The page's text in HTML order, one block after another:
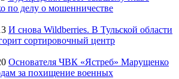
по делу о мошенничестве
И снова Wildberries. В Тульской области
сортировочный центр
Основателя ЧВК «Ястреб» Марущенко
за похищение военных